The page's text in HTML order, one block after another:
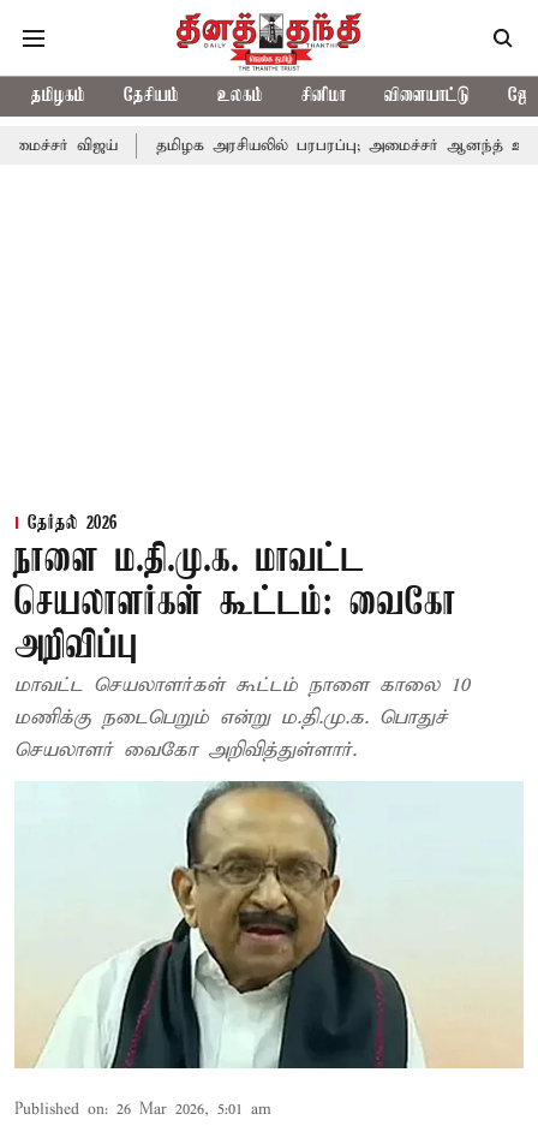
தமிழகம் தேசியம் உலகம் சினிமா விளையாட்டு
தமிழக அரசியலில் பரபரப்பு; அமைச்சர் ஆனந்த் உடன் சி.வி.
தேர்தல் 2026
நாளை ம.தி.மு.க. மாவட்ட
செயலாளர்கள் கூட்டம்: வைகோ
அறிவிப்பு
மாவட்ட செயலாளர்கள் கூட்டம் நாளை காலை 10
மணிக்கு நடைபெறும் என்று ம.தி.மு.க. பொதுச்
செயலாளர் வைகோ அறிவித்துள்ளார்.
Published on: 26 Mar 2026, 5:01 am